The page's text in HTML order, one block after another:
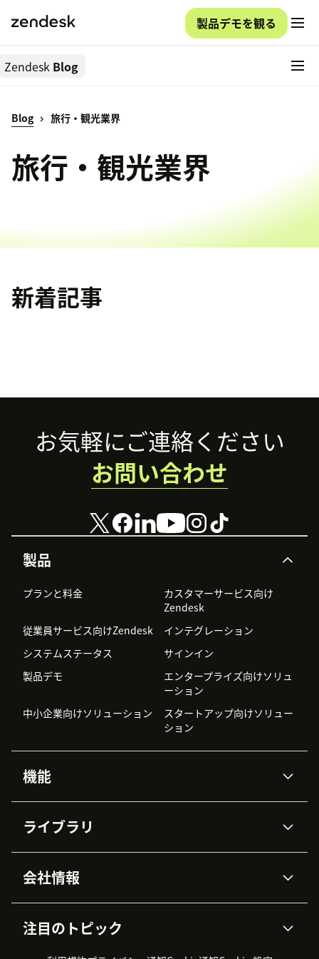
製品デモを観る
Zendesk Blog
Blog 旅行・観光業界
旅行・観光業界
新着記事
Footer
製品
プランと料金
カスタマーサービス向け
Zendesk
従業員サービス向けZendesk
インテグレーション
システムステータス
サインイン
製品デモ
エンタープライズ向けソリュ
ーション
中小企業向けソリューション
スタートアップ向けソリュー
ション
機能
Zendesk AI
高度なデータプライバシーと
データ保護
ナレッジベース
ワークフォースマネジメント
ライブラリ
APIと開発者向け情報
AI研究
イベント情報
導入事例
会社情報
採用情報
インクルージョン＆ビロンギ
注目のトピック
お気軽にご連絡ください
お問い合わせ